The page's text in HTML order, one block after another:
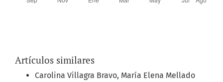
Artículos similares
Carolina Villagra Bravo, María Elena Mellado